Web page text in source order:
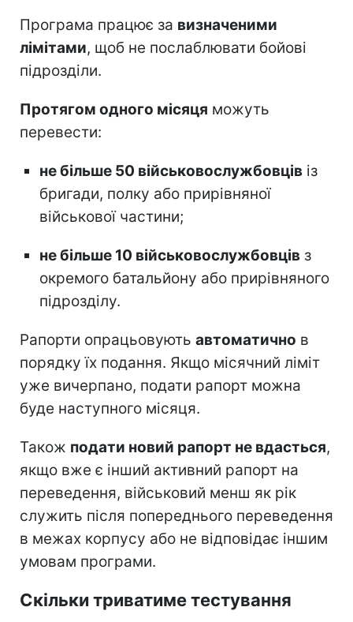
Програма працює за визначеними
лімітами, щоб не послаблювати бойові
підрозділи.
Протягом одного місяця можуть
перевести:
не більше 50 військовослужбовців із
бригади, полку або прирівняної
військової частини;
не більше 10 військовослужбовців з
окремого батальйону або прирівняного
підрозділу.
Рапорти опрацьовують автоматично в
порядку їх подання. Якщо місячний ліміт
уже вичерпано, подати рапорт можна
буде наступного місяця.
Також подати новий рапорт не вдасться,
якщо вже є інший активний рапорт на
переведення, військовий менш як рік
служить після попереднього переведення
в межах корпусу або не відповідає іншим
умовам програми.
Скільки триватиме тестування